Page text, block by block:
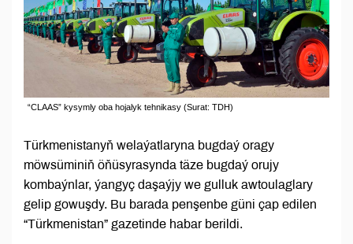
“CLAAS” kysymly oba hojalyk tehnikasy (Surat: TDH)
Türkmenistanyň welaýatlaryna bugdaý oragy
möwsüminiň öňüsyrasynda täze bugdaý orujy
kombaýnlar, ýangyç daşaýjy we gulluk awtoulaglary
gelip gowuşdy. Bu barada penşenbe güni çap edilen
“Türkmenistan” gazetinde habar berildi.